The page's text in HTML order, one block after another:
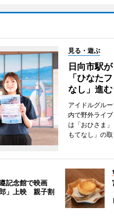
見る・遊ぶ
日向市駅
「ひなた
なし」進む
アイドルグル
内で野外ライ
は「おひさま
もてなし」の
記念館で映画
郎」上映 親子割